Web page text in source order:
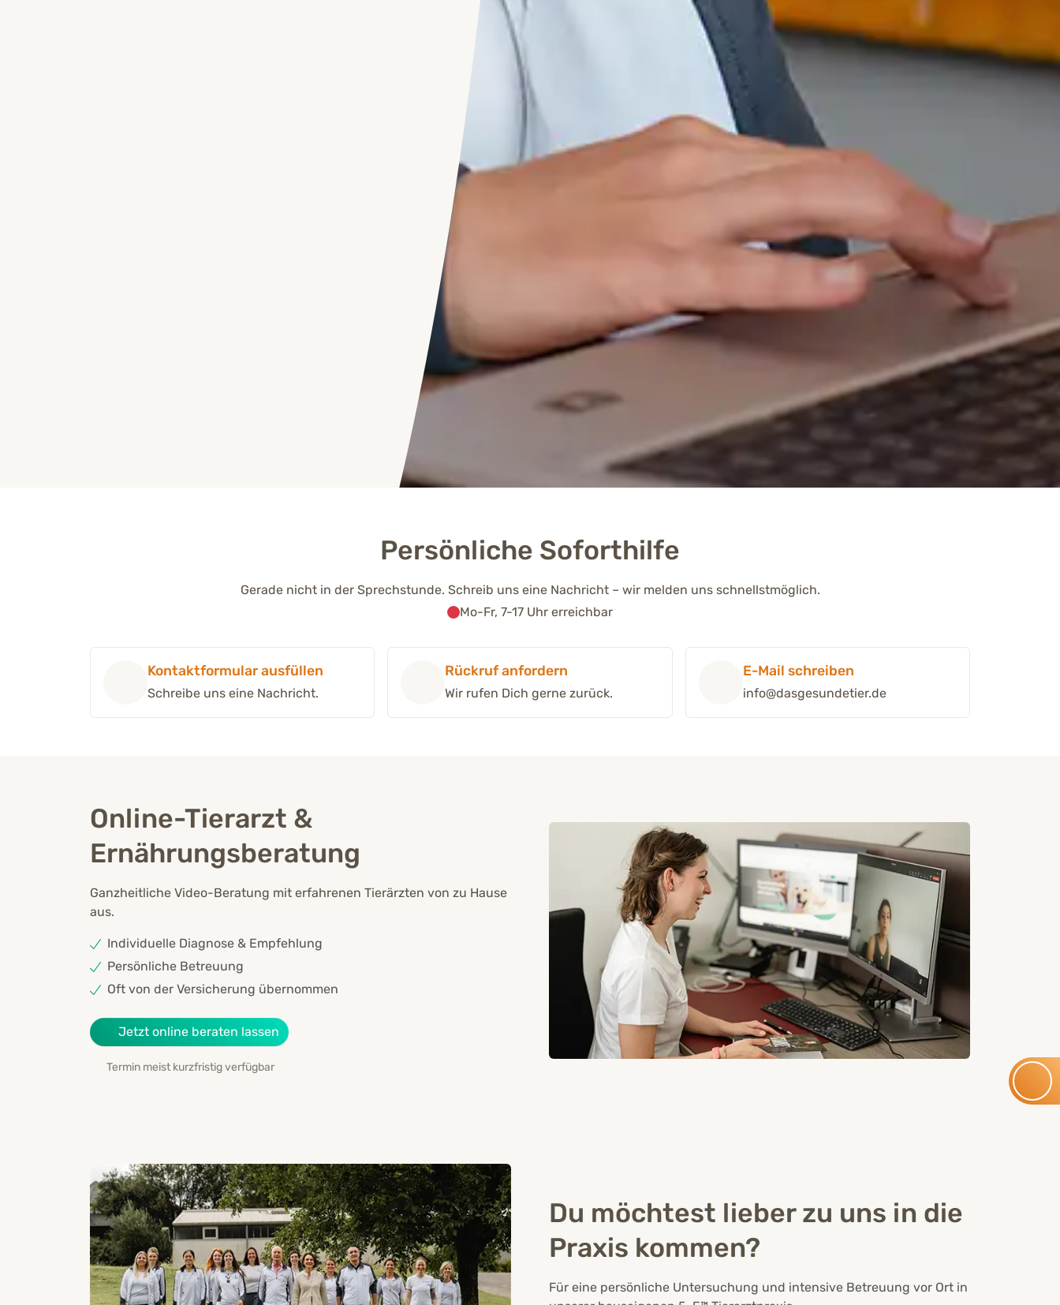
Persönliche Soforthilfe
Gerade nicht in der Sprechstunde. Schreib uns eine Nachricht – wir melden uns schnellstmöglich.
Mo-Fr, 7-17 Uhr erreichbar
Kontaktformular ausfüllen
Schreibe uns eine Nachricht.
Rückruf anfordern
Wir rufen Dich gerne zurück.
E-Mail schreiben
info@dasgesundetier.de
Online-Tierarzt &
Ernährungsberatung
Ganzheitliche Video-Beratung mit erfahrenen Tierärzten von zu Hause
aus.
Individuelle Diagnose & Empfehlung
Persönliche Betreuung
Oft von der Versicherung übernommen
Jetzt online beraten lassen
Termin meist kurzfristig verfügbar
Du möchtest lieber zu uns in die
Praxis kommen?
Für eine persönliche Untersuchung und intensive Betreuung vor Ort in